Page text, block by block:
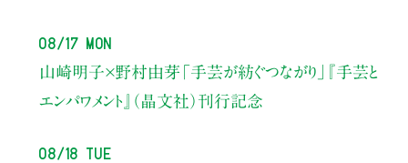
08/17 Mon
山崎明子×野村由芽 「手芸が紡ぐつながり」
『手芸と
エンパワメント』（晶文社）刊行記念
08/18 Tue